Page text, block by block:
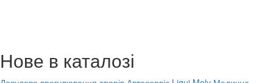
Нове в каталозі